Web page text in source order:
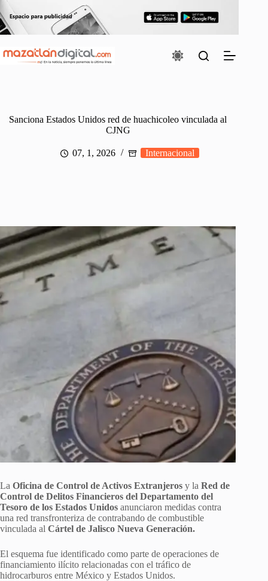
Saltar
al
contenido
Sanciona Estados Unidos red de huachicoleo vinculada al
CJNG
07, 1, 2026 Internacional
La Oficina de Control de Activos Extranjeros y la Red de
Control de Delitos Financieros del Departamento del
Tesoro de los Estados Unidos anunciaron medidas contra
una red transfronteriza de contrabando de combustible
vinculada al Cártel de Jalisco Nueva Generación.
El esquema fue identificado como parte de operaciones de
financiamiento ilícito relacionadas con el tráfico de
hidrocarburos entre México y Estados Unidos.